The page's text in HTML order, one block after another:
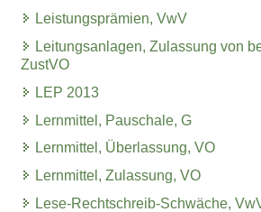
Leistungsprämien, VwV
Leitungsanlagen, Zulassung von
ZustVO
LEP 2013
Lernmittel, Pauschale, G
Lernmittel, Überlassung, VO
Lernmittel, Zulassung, VO
Lese-Rechtschreib-Schwäche,